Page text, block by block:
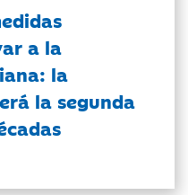
a la
la
la segunda